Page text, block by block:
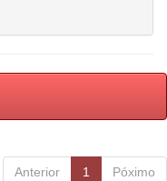
Anterior 1 Póximo